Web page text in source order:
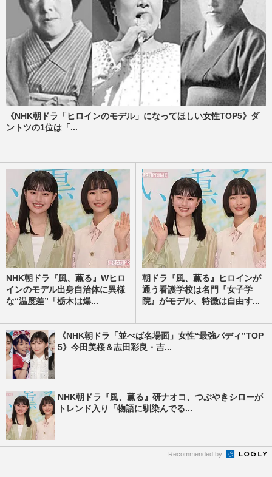
《NHK朝ドラ「ヒロインのモデル」になってほしい女性TOP5》ダ
ントツの1位は「...
NHK朝ドラ『風、薫る』Wヒロ
インのモデル出身自治体に異様
な“温度差”「栃木は爆...
朝ドラ『風、薫る』ヒロインが
通う看護学校は名門『女子学
院』がモデル、特徴は自由す...
《NHK朝ドラ「並べば名場面」女性“最強バディ”TOP
5》今田美桜＆志田彩良・吉...
NHK朝ドラ『風、薫る』研ナオコ、つぶやきシローが
トレンド入り「物語に馴染んでる...
Recommended by